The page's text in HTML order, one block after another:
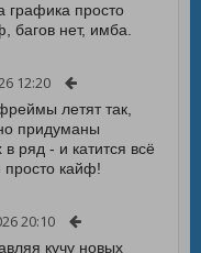
графика просто
багов нет, имба.
12:20
летят так,
придуманы
ряд - и катится всё
просто кайф!
20:10
кучу новых